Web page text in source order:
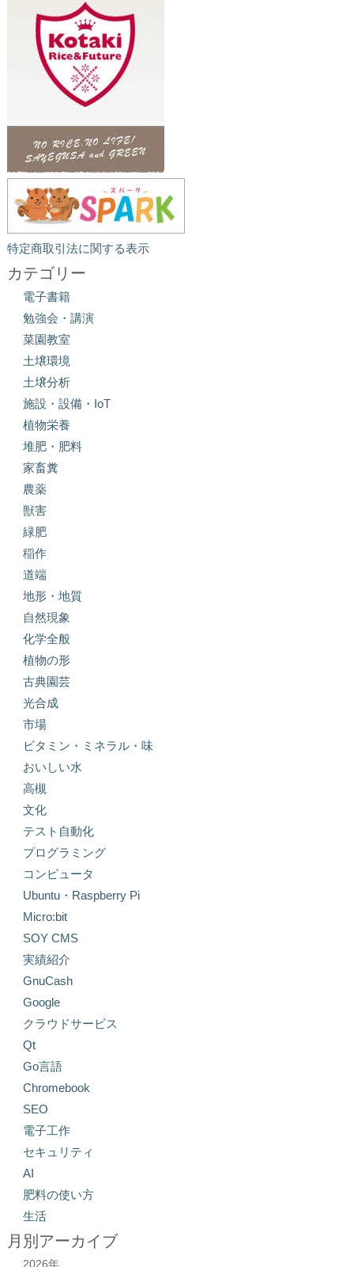
特定商取引法に関する表示
カテゴリー
電子書籍
勉強会・講演
菜園教室
土壌環境
土壌分析
施設・設備・IoT
植物栄養
堆肥・肥料
家畜糞
農薬
獣害
緑肥
稲作
道端
地形・地質
自然現象
化学全般
植物の形
古典園芸
光合成
市場
ビタミン・ミネラル・味
おいしい水
高槻
文化
テスト自動化
プログラミング
コンピュータ
Ubuntu・Raspberry Pi
Micro:bit
SOY CMS
実績紹介
GnuCash
Google
クラウドサービス
Qt
Go言語
Chromebook
SEO
電子工作
セキュリティ
AI
肥料の使い方
生活
月別アーカイブ
2026年